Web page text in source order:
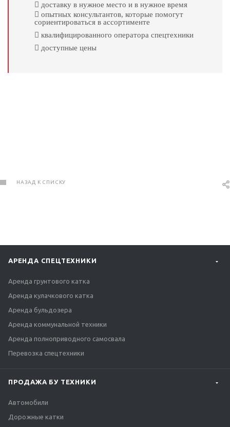
доставку в нужное место и в нужное время
опытных консультантов, которые помогут
сориентироваться в ассортименте
квалифицированного оператора спецтехники
доступные цены
НАЗАД К СПИСКУ
АРЕНДА СПЕЦТЕХНИКИ
Аренда грунтового катка
Аренда кулачкового катка
Аренда бульдозера
Аренда коммунальной техники
Аренда полноприводного самосвала
Перевозка спецтехники
ПРОДАЖА БУ ТЕХНИКИ
Автомобили
Дорожные катки